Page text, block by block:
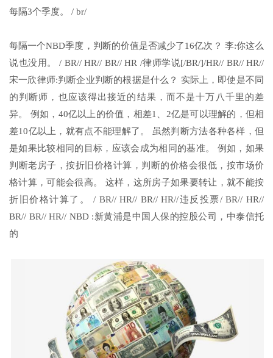
每隔3个季度。 / br/
每隔一个NBD季度，判断的价值是否减少了16亿次？ 李:你这么
说也没用。 / BR// HR// BR// HR /律师学说[/BR/]/HR// BR// HR//
宋一欣律师:判断企业判断的根据是什么？ 实际上，即使是不同
的判断师，也应该得出接近的结果，而不是十万八千里的差
异。 例如，40亿以上的价值，相差1、2亿是可以理解的，但相
差10亿以上，就有点不能理解了。 虽然判断方法各种各样，但
是如果比较相同的目标，应该会成为相同的基准。 例如，如果
判断老房子，按折旧价格计算，判断的价格会很低，按市场价
格计算，可能会很高。 这样，这所房子如果要转让，就不能按
折旧价格计算了。 / BR// HR// BR// HR//违反投票/ BR// HR//
BR// BR// HR// NBD :新黄浦是中国人保的控股公司，中泰信托
的